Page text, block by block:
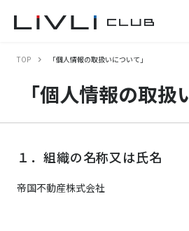
TOP 「個人情報の取扱いについて」
「個人情報の取扱
１．組織の名称又は氏名
帝国不動産株式会社